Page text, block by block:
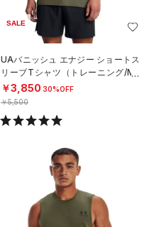
SALE
UAバニッシュ エナジー ショートス
リーブTシャツ（トレーニング/ME
N）
￥3,850 30%OFF
￥5,500